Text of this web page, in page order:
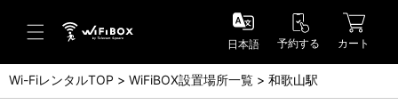
ヘルプ／お問い合わせ
日本語 予約する カート
Wi-FiレンタルTOP WiFiBOX設置場所一覧 和歌山駅